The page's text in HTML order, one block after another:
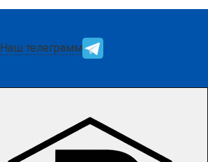
Наш телеграмм